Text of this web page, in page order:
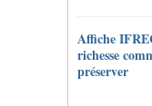
Affiche
richesse
préserver